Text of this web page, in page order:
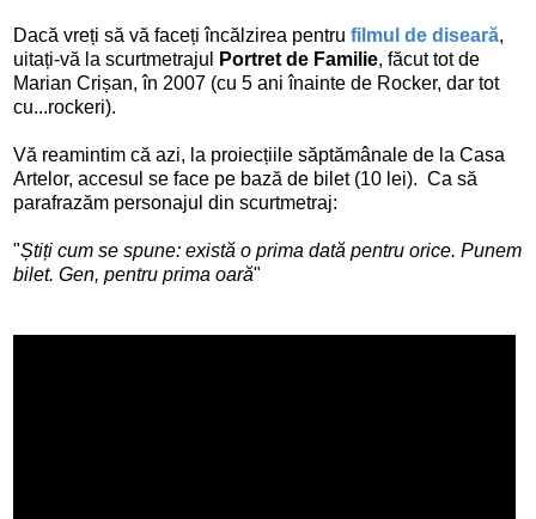
Dacă vreți să vă faceți încălzirea pentru filmul de diseară,
uitați-vă la scurtmetrajul
Portret de Familie, făcut tot de
Marian Crișan, în 2007 (cu 5 ani înainte de Rocker, dar tot
cu...rockeri).
Vă reamintim că azi, la proiecțiile săptămânale de la Casa
Artelor, accesul se face pe bază de bilet (10 lei). Ca să
parafrazăm personajul din scurtmetraj:
"Știți cum se spune: există o prima dată pentru orice. Punem
bilet. Gen, pentru prima oară"